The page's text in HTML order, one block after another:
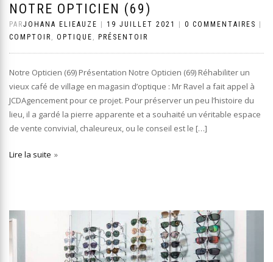
NOTRE OPTICIEN (69)
PARJOHANA ELIEAUZE 19 JUILLET 2021 0 COMMENTAIRES
COMPTOIR , OPTIQUE , PRÉSENTOIR
Notre Opticien (69) Présentation Notre Opticien (69) Réhabiliter un
vieux café de village en magasin d’optique : Mr Ravel a fait appel à
JCDAgencement pour ce projet. Pour préserver un peu l’histoire du
lieu, il a gardé la pierre apparente et a souhaité un véritable espace
de vente convivial, chaleureux, ou le conseil est le […]
Lire la suite